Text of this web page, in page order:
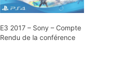
E3 2017 – Sony – Compte
Rendu de la conférence